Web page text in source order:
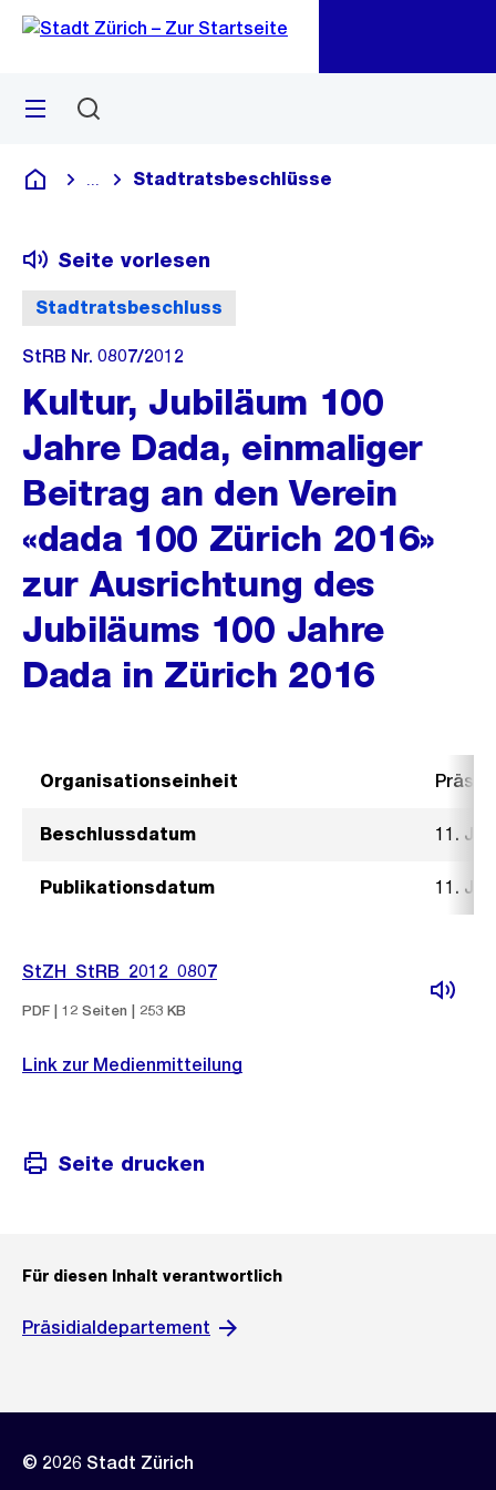
Navigation
Sprunglink
Menü
Deutsch
Blende alle Breadcrumbs ein
Stadtratsbeschlüsse
Stadtratsbeschluss
Seite vorlesen
StRB Nr. 0807/2012
Kultur, Jubiläum 100
Jahre Dada, einmaliger
Beitrag an den Verein
«dada 100 Zürich 2016»
zur Ausrichtung des
Jubiläums 100 Jahre
Dada in Zürich 2016
Organisationseinheit
Beschlussdatum 11.
Publikationsdatum 11.
StZH_StRB_2012_0807
PDF | 12 Seiten | 253 KB
Link zur Medienmitteilung
Seite drucken
Für diesen Inhalt verantwortlich
Präsidialdepartement
© 2026 Stadt Zürich